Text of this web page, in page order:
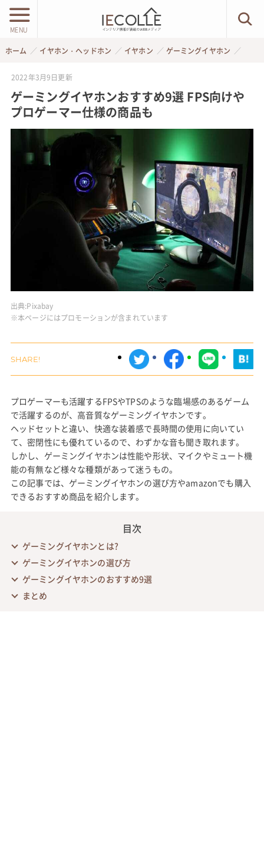
MENU
ホーム イヤホン・ヘッドホン イヤホン ゲーミングイヤホン
2022年3月9日更新
ゲーミングイヤホンおすすめ9選 FPS向けや
プロゲーマー仕様の商品も
出典:Pixabay
※本ページにはプロモーションが含まれています
プロゲーマーも活躍するFPSやTPSのような臨場感のあるゲーム
で活躍するのが、高音質なゲーミングイヤホンです。
ヘッドセットと違い、快適な装着感で長時間の使用に向いてい
て、密閉性にも優れているので、わずかな音も聞き取れます。
しかし、ゲーミングイヤホンは性能や形状、マイクやミュート機
能の有無など様々な種類があって迷うもの。
この記事では、ゲーミングイヤホンの選び方やamazonでも購入
できるおすすめ商品を紹介します。
目次
ゲーミングイヤホンとは?
ゲーミングイヤホンの選び方
ゲーミングイヤホンのおすすめ9選
まとめ